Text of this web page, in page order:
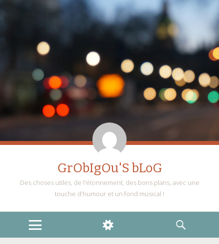
GrObIgOu'S bLoG
Des choses utiles, de l'étonnement, des bons plans, avec une
touche d'humour et un fond musical !
MENU
WIDGETS
RECHERCHE